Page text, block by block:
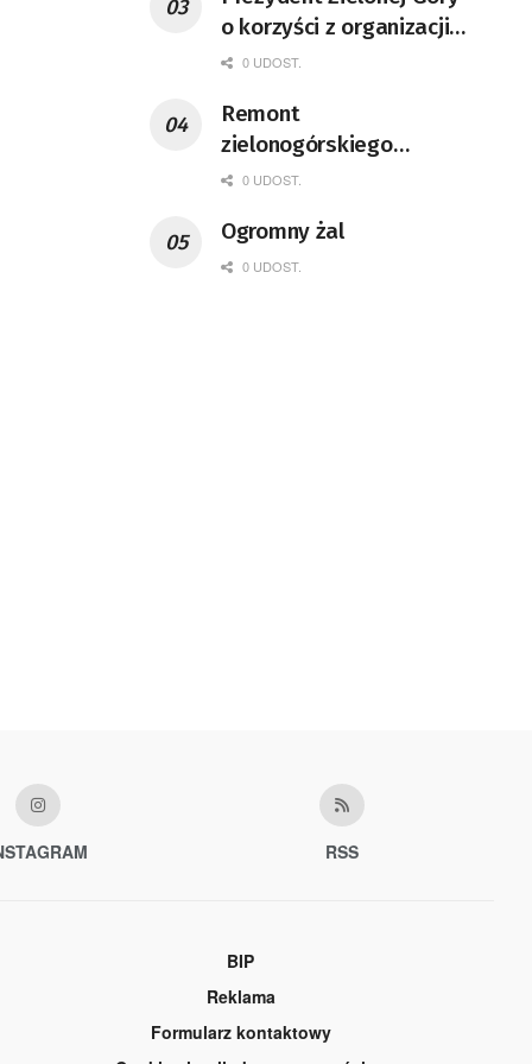
o korzyści z organizacji
mety Tour de Pologne
0 UDOST.
Remont
zielonogórskiego
deptaka zgodnie z
0 UDOST.
Ogromny żal
0 UDOST.
RSS
BIP
Reklama
Formularz kontaktowy